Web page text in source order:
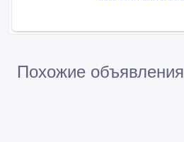
Похожие объявления